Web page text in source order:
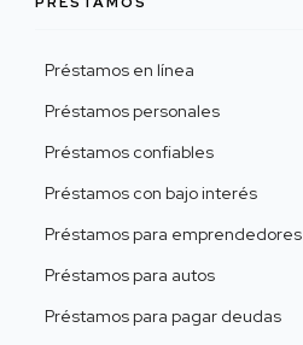
Préstamos en línea
Préstamos personales
Préstamos confiables
Préstamos con bajo interés
Préstamos para emprendedores
Préstamos para autos
Préstamos para pagar deudas